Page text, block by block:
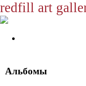
redfill art
Альбомы